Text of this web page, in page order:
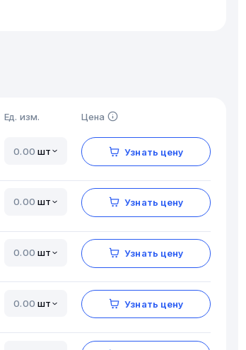
Ед. изм. Цена
шт Узнать цену
шт Узнать цену
шт Узнать цену
шт Узнать цену